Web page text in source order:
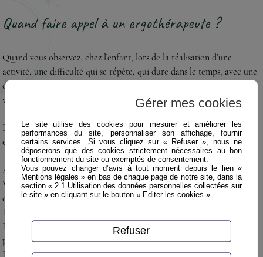
Quand faire appel à un ergothérapeute ?
Quand vous observez, chez l’enfant, lors de la réalisation d’une
activité, une difficulté qui se répète, qui dure dans le temps, avec une
différence significative par rapport aux enfants du même âge et qui
vous angoisse.
Les raisons pour lesquelles vous pouvez nous consulter chez l’enfant
en maternelle/ primaire peuvent être les suivants :
Au niveau moteur :
Votre enfant st maladroit : il tombe souvent, fait tomber ce qu’il a
dans les mains. Il ne court pas correctement.
Il n’arrive pas à faire du vélo. Il n’arrive pas à apprendre à nager.
Il n’aime pas le sport. Il coordonne mal ses gestes : a des difficultés
pour attraper un ballon, pour viser.
Gérer mes cookies
Le site utilise des cookies pour mesurer et améliorer les
performances du site, personnaliser son affichage, fournir
certains services. Si vous cliquez sur « Refuser », nous ne
déposerons que des cookies strictement nécessaires au bon
fonctionnement du site ou exemptés de consentement.
Vous pouvez changer d’avis à tout moment depuis le lien «
Mentions légales » en bas de chaque page de notre site, dans la
section « 2.1 Utilisation des données personnelles collectées sur
le site » en cliquant sur le bouton « Editer les cookies ».
Refuser